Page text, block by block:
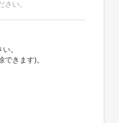
い。
。
きます)。